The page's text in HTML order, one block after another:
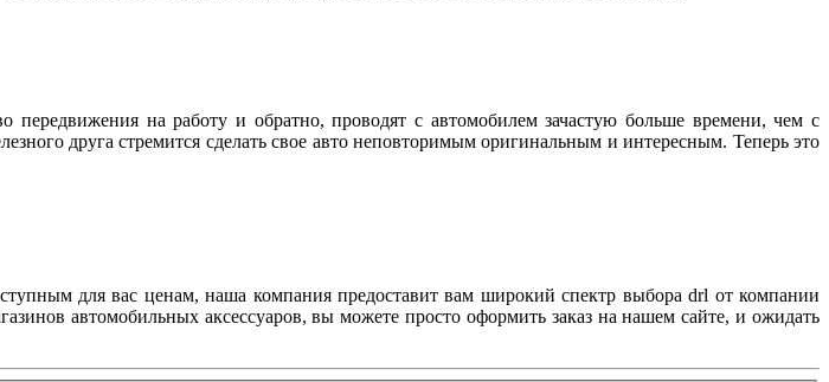
на работу и обратно, проводят с автомобилем зачастую больше времени, чем с
друга стремится сделать свое авто неповторимым оригинальным и интересным. Теперь это
для вас ценам, наша компания предоставит вам широкий спектр выбора drl от компании
автомобильных аксессуаров, вы можете просто оформить заказ на нашем сайте, и ожидать